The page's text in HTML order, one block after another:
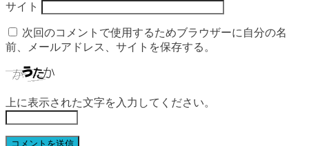
サイト
次回のコメントで使用するためブラウザーに自分の名
前、メールアドレス、サイトを保存する。
上に表示された文字を入力してください。